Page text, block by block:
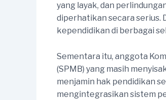
yang layak, dan
diperhatikan secara serius.
kependidikan di berbagai
Sementara itu, anggota
(SPMB) yang masih
menjamin hak pendidikan
mengintegrasikan sistem